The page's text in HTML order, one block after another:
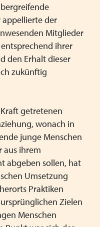
der
Mitglieder
entsprechend ihrer
den Erhalt dieser
zukünftig
getretenen
wonach in
junge Menschen
aus ihrem
abgeben sollen, hat
Umsetzung
Praktiken
Zielen
Menschen